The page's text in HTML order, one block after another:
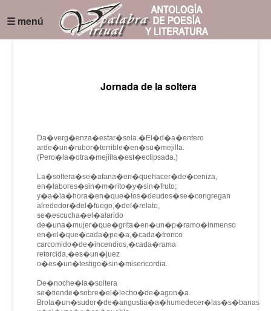
☰ menú
Jornada de la soltera
Da�verg�enza�estar�sola.�El�d�a�entero
arde�un�rubor�terrible�en�su�mejilla.
(Pero�la�otra�mejilla�est�eclipsada.)
La�soltera�se�afana�en�quehacer�de�ceniza,
en�labores�sin�m�rito�y�sin�fruto;
y�a�la�hora�en�que�los�deudos�se�congregan
alrededor�del�fuego,�del�relato,
se�escucha�el�alarido
de�una�mujer�que�grita�en�un�p�ramo�inmenso
en�el�que�cada�pe�a,�cada�tronco
carcomido�de�incendios,�cada�rama
retorcida,�es�un�juez
o�es�un�testigo�sin�misericordia.
De�noche�la�soltera
se�tiende�sobre�el�lecho�de�agon�a.
Brota�un�sudor�de�angustia�a�humedecer�las�s�banas